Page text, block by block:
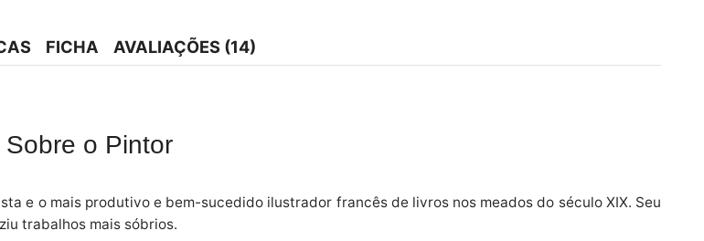
FICHA AVALIAÇÕES (14)
Sobre o Pintor
e o mais produtivo e bem-sucedido ilustrador francês de livros nos meados do século XIX. Seu
trabalhos mais sóbrios.